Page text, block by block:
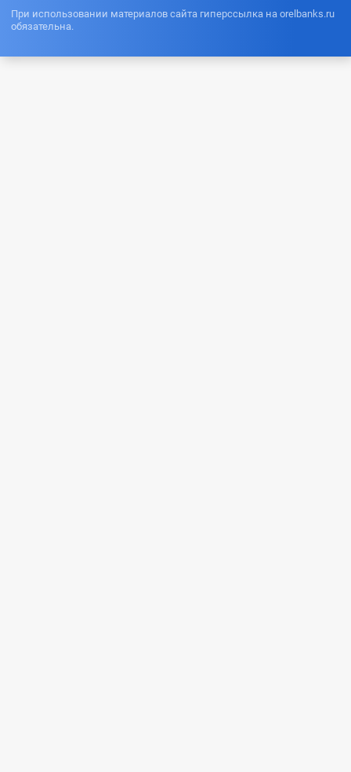
При использовании материалов сайта гиперссылка на orelbanks.ru
обязательна.